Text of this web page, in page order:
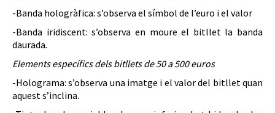
-Banda hologràfica: s’observa el símbol de l’euro i el valor
-Banda iridiscent: s’observa en moure el bitllet la banda
daurada.
Elements específics dels bitllets de 50 a 500 euros
-Holograma: s’observa una imatge i el valor del bitllet quan
aquest s’inclina.